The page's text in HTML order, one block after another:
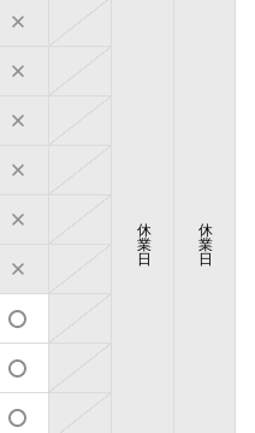
休
業
日
休
業
日